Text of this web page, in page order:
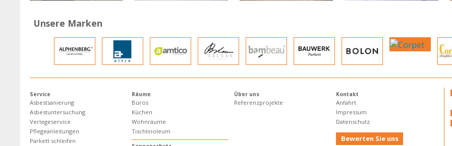
Unsere Marken
Service
Asbestsanierung
Asbestuntersuchung
Verlegeservice
Pflegeanleitungen
Parkett schleifen
Räume
Büros
Küchen
Wohnräume
Tischlinoleum
Über uns
Referenzprojekte
Kontakt
Anfahrt
Impressum
Datenschutz
Bewerten Sie uns